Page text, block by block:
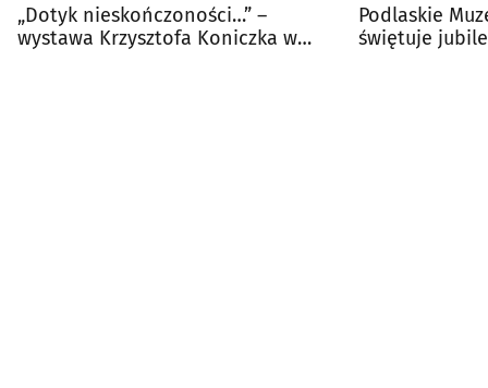
„Dotyk nieskończoności…” –
wystawa Krzysztofa Koniczka w
Podlaskie
świętuje